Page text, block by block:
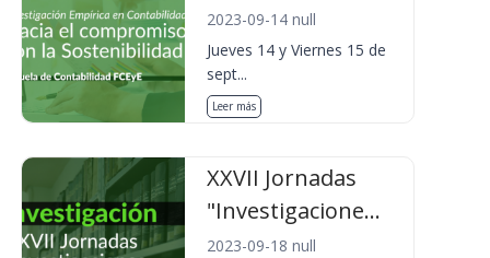
2023-09-14 null
Jueves 14 y Viernes 15 de
sept...
Leer más
XXVII Jornadas
"Investigacione...
2023-09-18 null